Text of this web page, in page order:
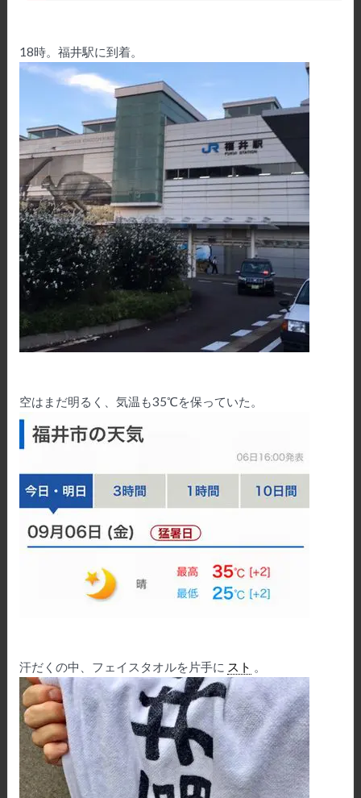
18時。福井駅に到着。
空はまだ明るく、気温も35℃を保っていた。
汗だくの中、フェイスタオルを片手に スト 。